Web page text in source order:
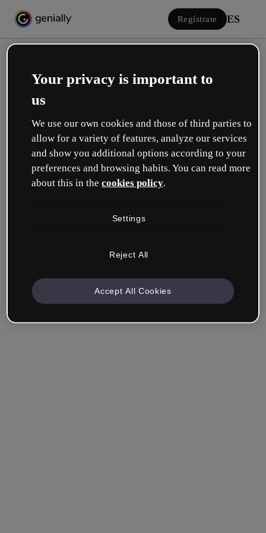
Regístrate ES
Iniciar sesión
Inicia sesión con Google
Recuérdame ¿Has olvidado tu contraseña?
Your privacy is important to
us
We use our own cookies and those of third parties to
allow for a variety of features, analyze our services
and show you additional options according to your
preferences and browsing habits. You can read more
about this in the cookies policy.
Settings
Reject All
Accept All Cookies